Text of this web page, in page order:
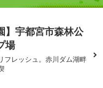
】宇都宮市森林公
場
フレッシュ。赤川ダム湖畔